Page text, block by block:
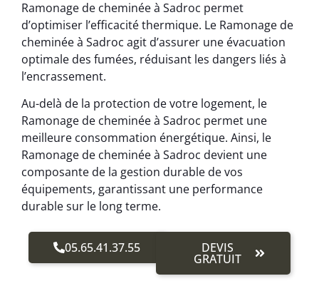
Ramonage de cheminée à Sadroc permet
d’optimiser l’efficacité thermique. Le Ramonage de
cheminée à Sadroc agit d’assurer une évacuation
optimale des fumées, réduisant les dangers liés à
l’encrassement.
Au-delà de la protection de votre logement, le
Ramonage de cheminée à Sadroc permet une
meilleure consommation énergétique. Ainsi, le
Ramonage de cheminée à Sadroc devient une
composante de la gestion durable de vos
équipements, garantissant une performance
durable sur le long terme.
05.65.41.37.55 DEVIS
GRATUIT